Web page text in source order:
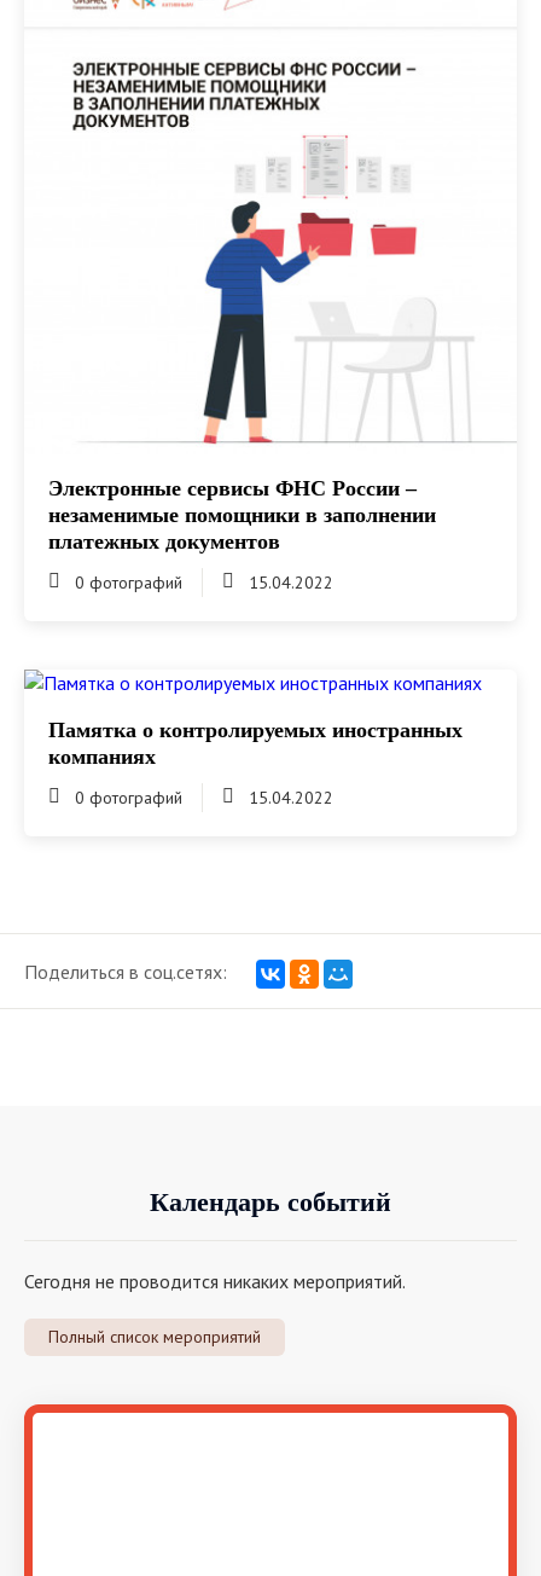
Электронные сервисы ФНС России –
незаменимые помощники в заполнении
платежных документов
0 фотографий 15.04.2022
Памятка о контролируемых иностранных
компаниях
0 фотографий 15.04.2022
Поделиться в соц.сетях:
Календарь событий
Сегодня не проводится никаких мероприятий.
Полный список мероприятий